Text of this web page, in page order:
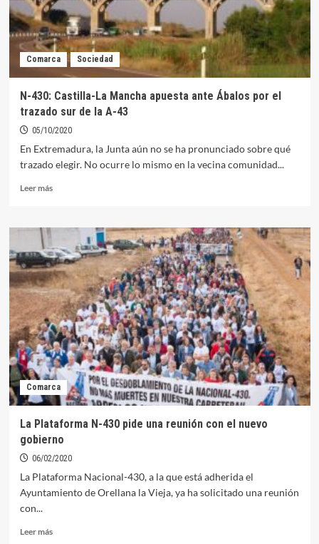
Comarca Sociedad
N-430: Castilla-La Mancha apuesta ante Ábalos por el
trazado sur de la A-43
05/10/2020
En Extremadura, la Junta aún no se ha pronunciado sobre qué
trazado elegir. No ocurre lo mismo en la vecina comunidad...
Leer másLeer
N-
Castilla-
La
Mancha
apuesta
ante
Ábalos
por
el
trazado
sur
de
la
43
Comarca
La Plataforma N-430 pide una reunión con el nuevo
gobierno
06/02/2020
La Plataforma Nacional-430, a la que está adherida el
Ayuntamiento de Orellana la Vieja, ya ha solicitado una reunión
con...
Leer másLeer